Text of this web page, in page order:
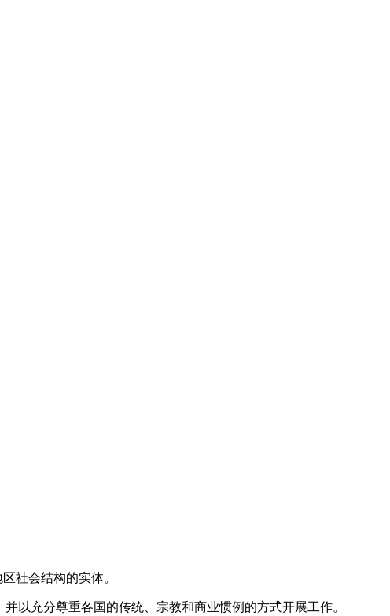
社会结构的实体。
以充分尊重各国的传统、宗教和商业惯例的方式开展工作。